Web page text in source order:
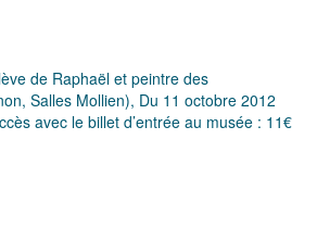
de Raphaël et peintre des
Salles Mollien), Du 11 octobre 2012
avec le billet d’entrée au musée : 11€